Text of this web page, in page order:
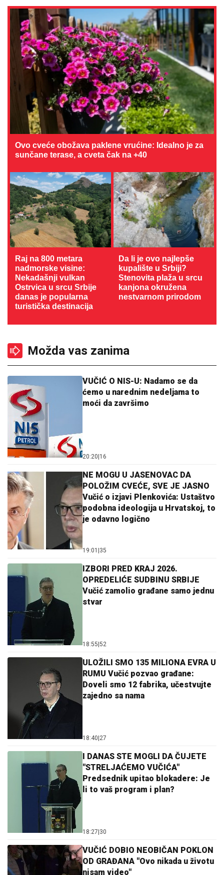
Ovo cveće obožava paklene vrućine: Idealno je za
sunčane terase, a cveta čak na +40
Raj na 800 metara
nadmorske visine:
Nekadašnji vulkan
Ostrvica u srcu Srbije
danas je popularna
turistička destinacija
Da li je ovo najlepše
kupalište u Srbiji?
Stenovita plaža u srcu
kanjona okružena
nestvarnom prirodom
Možda vas zanima
VUČIĆ O NIS-U: Nadamo se da
ćemo u narednim nedeljama to
moći da završimo
20:20 16
NE MOGU U JASENOVAC DA
POLOŽIM CVEĆE, SVE JE JASNO
Vučić o izjavi Plenkovića: Ustaštvo
podobna ideologija u Hrvatskoj, to
je odavno logično
19:01 35
IZBORI PRED KRAJ 2026.
OPREDELIĆE SUDBINU SRBIJE
Vučić zamolio građane samo jednu
stvar
18:55 52
ULOŽILI SMO 135 MILIONA EVRA U
RUMU Vučić pozvao građane:
Doveli smo 12 fabrika, učestvujte
zajedno sa nama
18:40 27
I DANAS STE MOGLI DA ČUJETE
"STRELJAĆEMO VUČIĆA"
Predsednik upitao blokadere: Je
li to vaš program i plan?
18:27 30
VUČIĆ DOBIO NEOBIČAN POKLON
OD GRAĐANA "Ovo nikada u životu
nisam video"